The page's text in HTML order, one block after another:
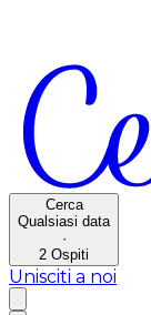
Cerca
Qualsiasi data
·
2 Ospiti
Unisciti a noi